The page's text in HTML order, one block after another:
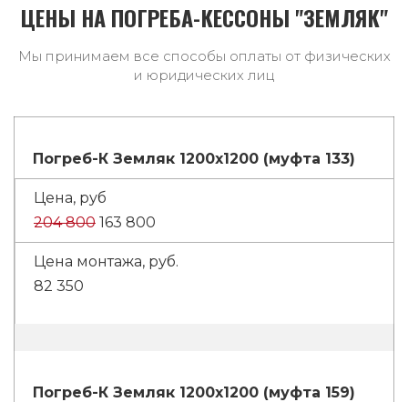
ЦЕНЫ НА ПОГРЕБА-КЕССОНЫ "ЗЕМЛЯК"
Мы принимаем все способы оплаты от физических
и юридических лиц
Погреб-К Земляк 1200х1200 (муфта 133)
204 800 163 800
82 350
Погреб-К Земляк 1200х1200 (муфта 159)